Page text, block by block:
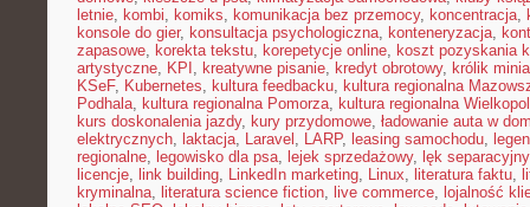
letnie, kombi, komiks, komunikacja bez przemocy, koncentracja,
konsole do gier, konsultacja psychologiczna, konteneryzacja,
zapasowe, korekta tekstu, korepetycje online, koszt pozyskania
artystyczne, KPI , kreatywne pisanie, kredyt obrotowy, królik
KSeF, Kubernetes, kultura feedbacku, kultura regionalna
Podhala, kultura regionalna Pomorza, kultura regionalna
kurs doskonalenia jazdy, kury przydomowe, ładowanie auta w
elektrycznych, laktacja, Laravel , LARP, leasing samochodu,
regionalne, legowisko dla psa, lejek sprzedażowy, lęk
licencje, link building, LinkedIn marketing, Linux, literatura faktu,
kryminalna, literatura science fiction, live commerce, lojalność